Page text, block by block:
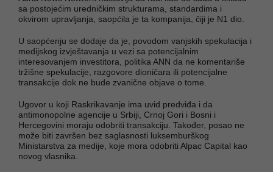
sa postojećim uredničkim strukturama, standardima i
okvirom upravljanja, saopćila je ta kompanija, čiji je N1 dio.
U saopćenju se dodaje da je, povodom vanjskih spekulacija i
medijskog izvještavanja u vezi sa potencijalnim
interesovanjem investitora, politika ANN da ne komentariše
tržišne spekulacije, razgovore dioničara ili potencijalne
transakcije dok ne bude zvanične objave o tome.
Ugovor u koji Raskrikavanje ima uvid predviđa i da
antimonopolne agencije u Srbiji, Crnoj Gori i Bosni i
Hercegovini moraju odobriti transakciju. Također, posao ne
može biti završen bez saglasnosti luksemburškog
Ministarstva za medije, koje mora odobriti Alpac Capital kao
novog vlasnika.